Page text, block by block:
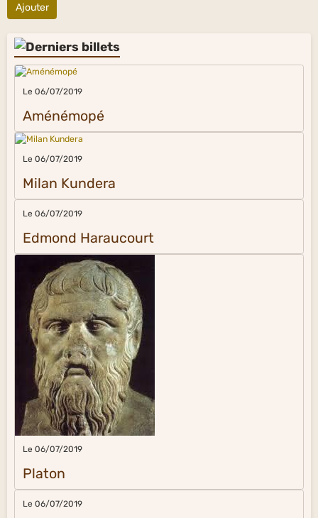
Ajouter
Le 06/07/2019
Aménémopé
Le 06/07/2019
Milan Kundera
Le 06/07/2019
Edmond Haraucourt
Le 06/07/2019
Platon
Le 06/07/2019